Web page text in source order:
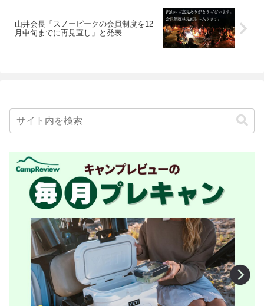
山井会長「スノーピークの会員制度を12
月中旬までに再見直し」と発表